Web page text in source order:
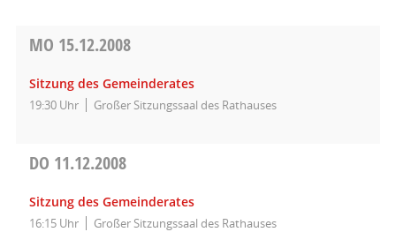
MO 15.12.2008
Sitzung des Gemeinderates
19:30 Uhr Großer Sitzungssaal des Rathauses
DO 11.12.2008
Sitzung des Gemeinderates
16:15 Uhr Großer Sitzungssaal des Rathauses